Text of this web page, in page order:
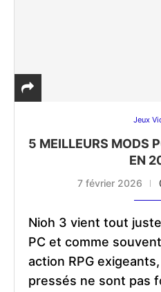
Jeux
5 MEILLEURS MODS
EN
7 février 2026
Nioh 3 vient tout
PC et comme
action RPG
pressés ne sont pas